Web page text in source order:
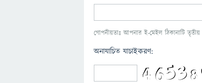
গোপনীয়তাঃ আপনার ই-মেইল ঠিকানাটি
অনাযাচিত যাচাইকরণ: